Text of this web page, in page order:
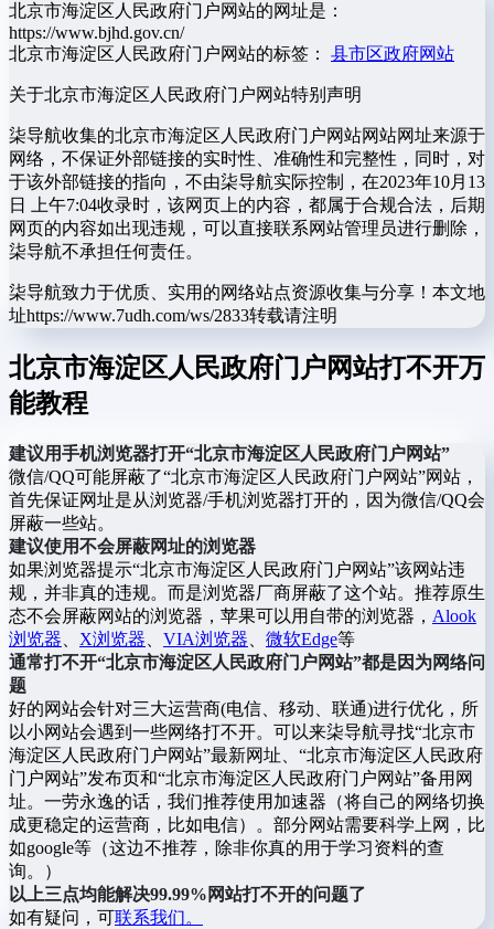
北京市海淀区人民政府门户网站的网址是：
https://www.bjhd.gov.cn/
北京市海淀区人民政府门户网站的标签： 县市区政府网站
关于北京市海淀区人民政府门户网站特别声明
柒导航收集的北京市海淀区人民政府门户网站网站网址来源于
网络，不保证外部链接的实时性、准确性和完整性，同时，对
于该外部链接的指向，不由柒导航实际控制，在2023年10月13
日 上午7:04收录时，该网页上的内容，都属于合规合法，后期
网页的内容如出现违规，可以直接联系网站管理员进行删除，
柒导航不承担任何责任。
柒导航致力于优质、实用的网络站点资源收集与分享！ 本文地
址https://www.7udh.com/ws/2833转载请注明
北京市海淀区人民政府门户网站打不开万
能教程
建议用手机浏览器打开“北京市海淀区人民政府门户网站”
微信/QQ可能屏蔽了“北京市海淀区人民政府门户网站”网站，
首先保证网址是从浏览器/手机浏览器打开的，因为微信/QQ会
屏蔽一些站。
建议使用不会屏蔽网址的浏览器
如果浏览器提示“北京市海淀区人民政府门户网站”该网站违
规，并非真的违规。而是浏览器厂商屏蔽了这个站。推荐原生
态不会屏蔽网站的浏览器，苹果可以用自带的浏览器， Alook
浏览器
X浏览器 VIA浏览器 微软Edge等
通常打不开“北京市海淀区人民政府门户网站”都是因为网络问
题
好的网站会针对三大运营商(电信、移动、联通)进行优化，所
以小网站会遇到一些网络打不开。可以来柒导航寻找“北京市
海淀区人民政府门户网站”最新网址、“北京市海淀区人民政府
门户网站”发布页和“北京市海淀区人民政府门户网站”备用网
址。一劳永逸的话，我们推荐使用加速器（将自己的网络切换
成更稳定的运营商，比如电信）。部分网站需要科学上网，比
如google等（这边不推荐，除非你真的用于学习资料的查
询。）
以上三点均能解决99.99%网站打不开的问题了
如有疑问，可联系我们。